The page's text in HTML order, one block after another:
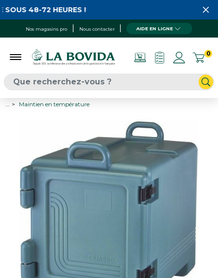
Nos magasins pro Nous contacter AIDE EN LIGNE
0
48-72 HEURES !
Maintien en température